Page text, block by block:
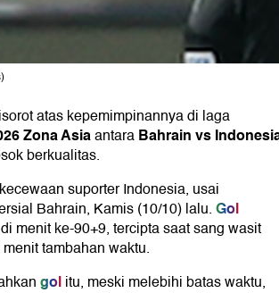
atas kepemimpinannya di laga
Zona AsiaantaraBahrain vs
berkualitas.
suporter Indonesia, usai
Bahrain, Kamis (10/10) lalu.Gol
menit ke-90+9, tercipta saat sang wasit
tambahan waktu.
golitu, meski melebihi batas waktu,